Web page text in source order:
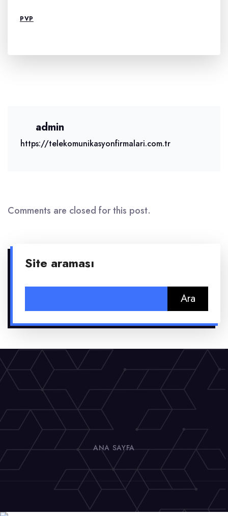
PVP
admin
https://telekomunikasyonfirmalari.com.tr
Comments are closed for this post.
Site araması
ANA SAYFA